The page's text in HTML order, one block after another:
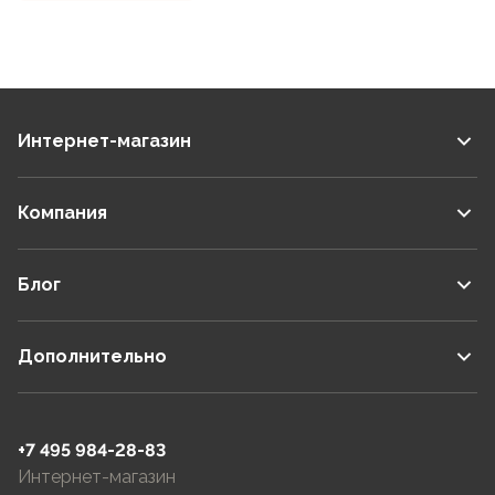
Интернет-магазин
Компания
Блог
Дополнительно
+7 495 984-28-83
Интернет-магазин